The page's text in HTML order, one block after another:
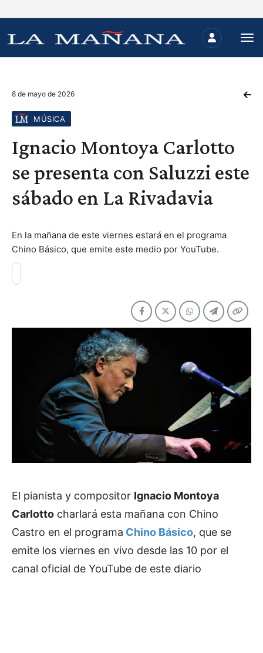
8 de mayo de 2026
MÚSICA
Ignacio Montoya Carlotto
se presenta con Saluzzi este
sábado en La Rivadavia
En la mañana de este viernes estará en el programa
Chino Básico, que emite este medio por YouTube.
El pianista y compositor Ignacio Montoya
Carlotto charlará esta mañana con Chino
Castro en el programa Chino Básico, que se
emite los viernes en vivo desde las 10 por el
canal oficial de YouTube de este diario